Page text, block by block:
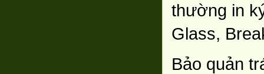
thường in
Glass,
Bảo quản